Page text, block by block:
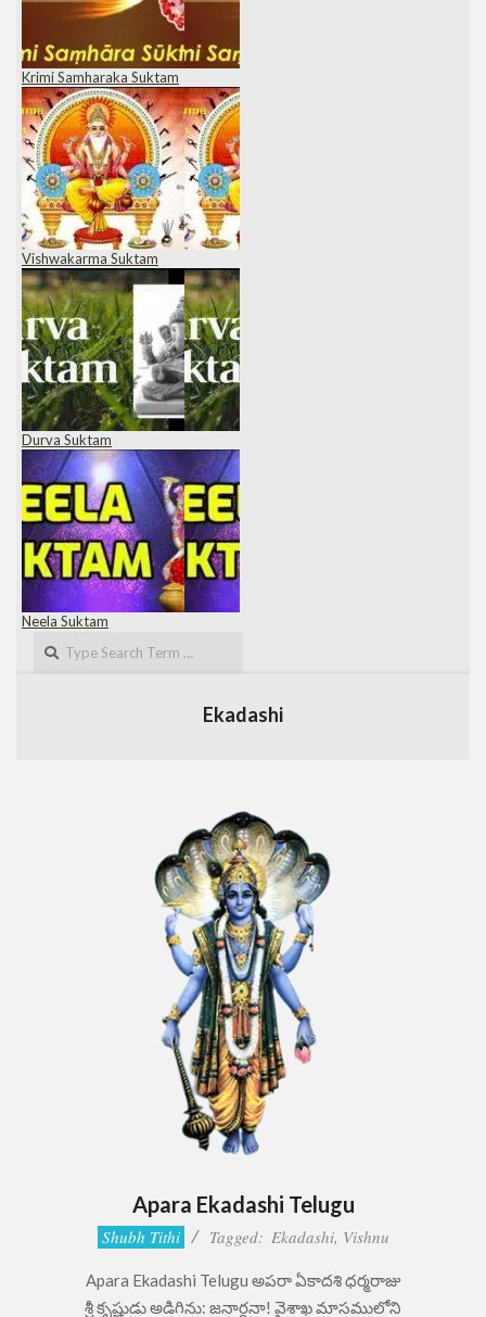
Krimi Samharaka Suktam
Vishwakarma Suktam
Durva Suktam
Neela Suktam
Ekadashi
Apara Ekadashi Telugu
2021-
08
Shubh Tithi Tagged: Ekadashi, Vishnu
Apara Ekadashi Telugu అపరా ఏకాదశి ధర్మరాజు
శ్రీ కృష్ణుడు అడిగిను: జనార్ధనా! వైశాఖ మాసములోని